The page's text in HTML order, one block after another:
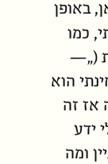
באופן
כמו
(„—
הוא
אז זה
ידע
ומה